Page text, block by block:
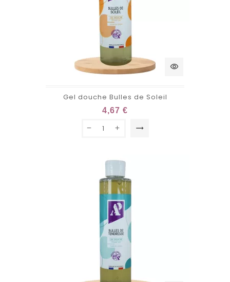
visibility
Gel douche Bulles de Soleil
4,67 €
trending_flat